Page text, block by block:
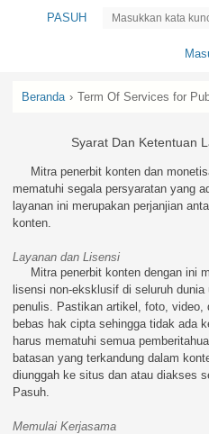
PASUH
Beranda › Term Of Services for
Syarat Dan Ketentuan
Mitra penerbit konten dan
mematuhi segala persyaratan yang
layanan ini merupakan perjanjian
konten.
Layanan dan Lisensi
Mitra penerbit konten dengan ini
lisensi non-eksklusif di seluruh
penulis. Pastikan artikel, foto, video,
bebas hak cipta sehingga tidak ada
harus mematuhi semua
batasan yang terkandung dalam
diunggah ke situs dan atau diakses
Pasuh.
Memulai Kerjasama